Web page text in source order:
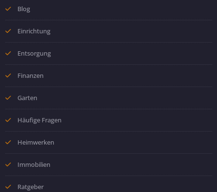
Blog
Einrichtung
Entsorgung
Finanzen
Garten
Häufige Fragen
Heimwerken
Immobilien
Ratgeber